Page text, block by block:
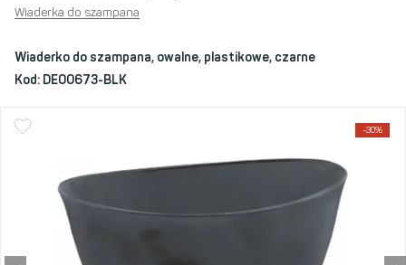
Wiaderka do szampana
Wiaderko do szampana, owalne, plastikowe, czarne
Kod: DE00673-BLK
-30%